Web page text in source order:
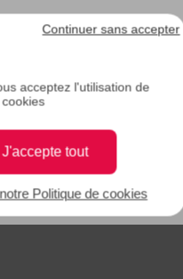
acceptez l'utilisation de
J'accepte tout
Continuer sans accepter
Politique de cookies